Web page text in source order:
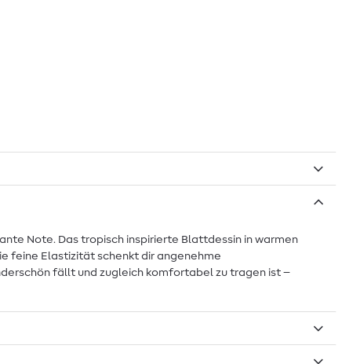
Note. Das tropisch inspirierte Blattdessin in warmen
feine Elastizität schenkt dir angenehme
fällt und zugleich komfortabel zu tragen ist –